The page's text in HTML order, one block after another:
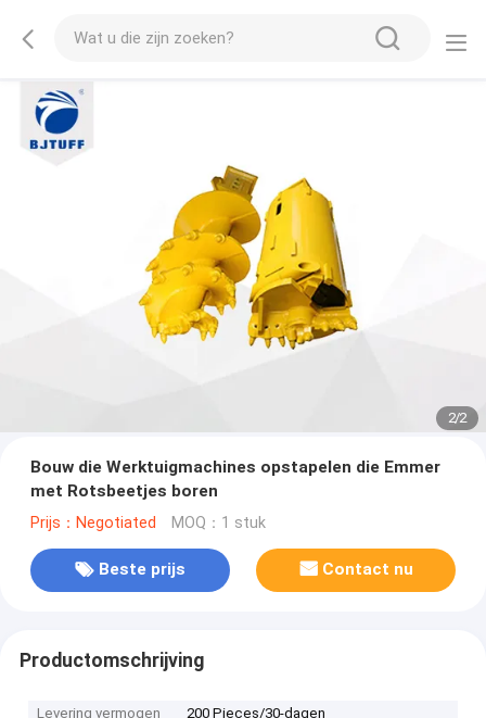
2/2
Bouw die Werktuigmachines opstapelen die Emmer
met Rotsbeetjes boren
Prijs：Negotiated MOQ：1 stuk
Beste prijs Contact nu
Productomschrijving
Levering vermogen
200 Pieces/30-dagen